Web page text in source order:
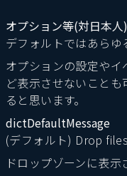
オプション等(対日本人)
デフォルトではあらゆ
オプションの設定や
ど表示させないこと
ると思います。
dictDefaultMessage
(デフォルト) Drop
ドロップゾーンに表示